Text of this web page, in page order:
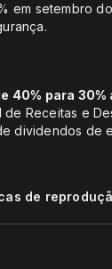
em setembro
40% para
de Receitas e
dividendos de
de